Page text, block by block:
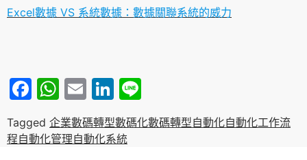
Excel數據 VS 系統數據：數據關聯系統的威力
Facebook
WhatsApp
EmailLinkedIn
Tagged 企業數碼轉型數碼化數碼轉型自動化自動化工作流
程自動化管理自動化系統